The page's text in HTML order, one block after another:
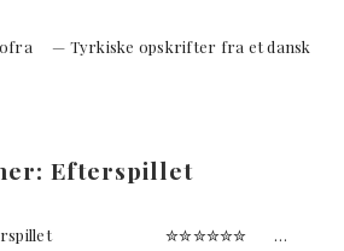
Sofra — Tyrkiske opskrifter fra et dansk
Efterspillet
Efterspillet ✮✮✮✮✮✮ …